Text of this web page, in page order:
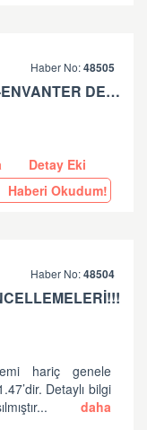
Haber No:48505
YENI ÖZELLIK: E-ENVANTER DEFTERI YAYINDA!
Detay Eki
Haberi Okudum!
Haber No:48504
hariç genele
Detaylı bilgi
daha